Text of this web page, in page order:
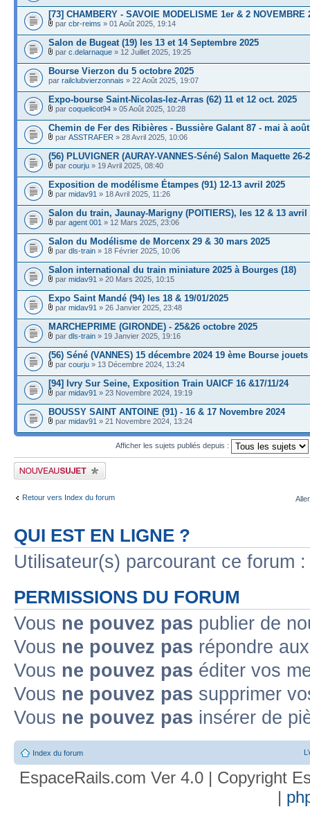
[73] CHAMBERY - SAVOIE MODELISME 1er & 2 NOVEMBRE
par cbr-reims » 01 Août 2025, 19:14
Salon de Bugeat (19) les 13 et 14 Septembre 2025
par c.delarnaque » 12 Juillet 2025, 19:25
Bourse Vierzon du 5 octobre 2025
par railclubvierzonnais » 22 Août 2025, 19:07
Expo-bourse Saint-Nicolas-lez-Arras (62) 11 et 12 oct. 2025
par coquelicot94 » 05 Août 2025, 10:28
Chemin de Fer des Ribières - Bussière Galant 87 - mai à août
par ASSTRAFER » 28 Avril 2025, 10:06
(56) PLUVIGNER (AURAY-VANNES-Séné) Salon Maquette 26-
par courju » 19 Avril 2025, 08:40
Exposition de modélisme Étampes (91) 12-13 avril 2025
par midav91 » 18 Avril 2025, 11:26
Salon du train, Jaunay-Marigny (POITIERS), les 12 & 13 avril
par agent 001 » 12 Mars 2025, 23:06
Salon du Modélisme de Morcenx 29 & 30 mars 2025
par dls-train » 18 Février 2025, 10:06
Salon international du train miniature 2025 à Bourges (18)
par midav91 » 20 Mars 2025, 10:15
Expo Saint Mandé (94) les 18 & 19/01/2025
par midav91 » 26 Janvier 2025, 23:48
MARCHEPRIME (GIRONDE) - 25&26 octobre 2025
par dls-train » 19 Janvier 2025, 19:16
(56) Séné (VANNES) 15 décembre 2024 19 ème Bourse
par courju » 13 Décembre 2024, 13:24
[94] Ivry Sur Seine, Exposition Train UAICF 16 &17/11/24
par midav91 » 23 Novembre 2024, 19:19
BOUSSY SAINT ANTOINE (91) - 16 & 17 Novembre 2024
par midav91 » 21 Novembre 2024, 13:24
Afficher les sujets publiés depuis :
Publier un nouveau sujet
Retour vers Index du forum
QUI EST EN LIGNE ?
Utilisateur(s) parcourant ce forum
PERMISSIONS DU FORUM
Vous ne pouvez pas publier de
Vous ne pouvez pas répondre
Vous ne pouvez pas éditer vos
Vous ne pouvez pas supprimer
Vous ne pouvez pas insérer de
Index du forum
EspaceRails.com Ver 4.0 | Copyright
|